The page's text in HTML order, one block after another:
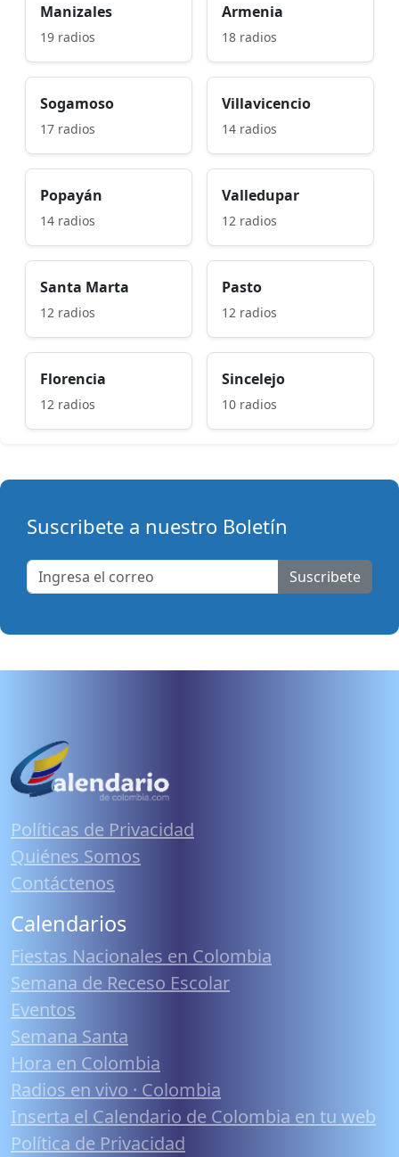
Manizales
19 radios
Armenia
18 radios
Sogamoso
17 radios
Villavicencio
14 radios
Popayán
14 radios
Valledupar
12 radios
Santa Marta
12 radios
Pasto
12 radios
Florencia
12 radios
Sincelejo
10 radios
Suscribete a nuestro Boletín
Suscribete
Políticas de Privacidad
Quiénes Somos
Contáctenos
Calendarios
Fiestas Nacionales en Colombia
Semana de Receso Escolar
Eventos
Semana Santa
Hora en Colombia
Radios en vivo · Colombia
Inserta el Calendario de Colombia en tu web
Política de Privacidad